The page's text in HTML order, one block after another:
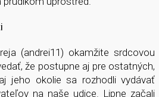
(andrei11) okamžite srdcovou
že postupne aj pre ostatných,
jeho okolie sa rozhodli vydávať
na naše udice. Lipne začali